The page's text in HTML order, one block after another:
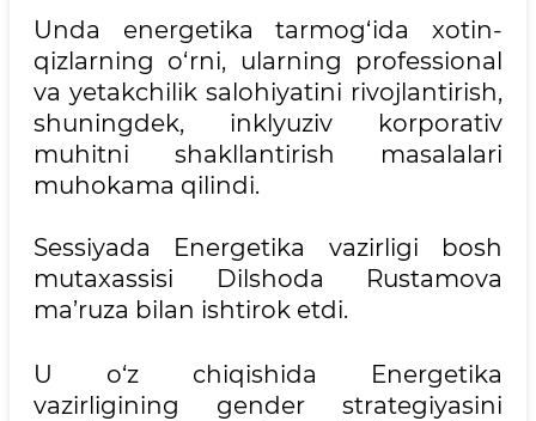
Unda energetika tarmog‘ida xotin-
qizlarning o‘rni, ularning professional
va yetakchilik salohiyatini rivojlantirish,
shuningdek, inklyuziv korporativ
muhitni shakllantirish masalalari
muhokama qilindi.
Sessiyada Energetika vazirligi bosh
mutaxassisi Dilshoda Rustamova
ma’ruza bilan ishtirok etdi.
U o‘z chiqishida Energetika
vazirligining gender strategiyasini